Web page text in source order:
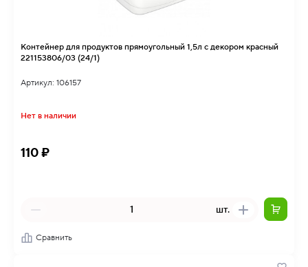
Контейнер для продуктов прямоугольный 1,5л с декором красный
221153806/03 (24/1)
Артикул: 106157
Нет в наличии
110 ₽
шт.
Сравнить